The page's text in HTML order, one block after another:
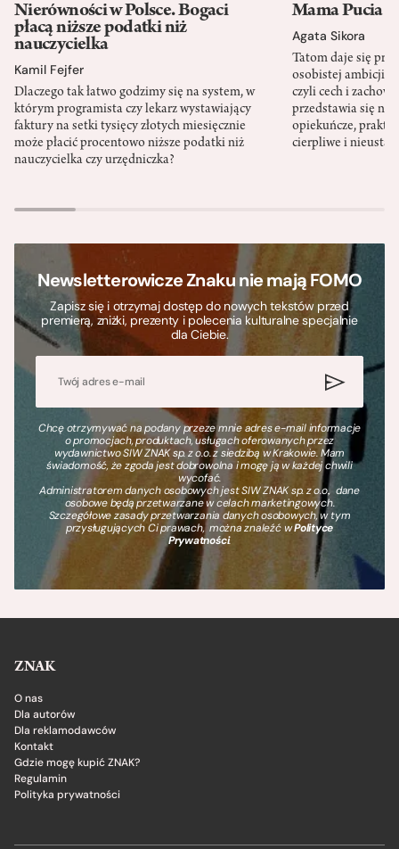
Nierówności w Polsce. Bogaci
płacą niższe podatki niż
nauczycielka
Kamil Fejfer
Dlaczego tak łatwo godzimy się na system, w
którym programista czy lekarz wystawiający
faktury na setki tysięcy złotych miesięcznie
może płacić procentowo niższe podatki niż
nauczycielka czy urzędniczka?
Mama Pucia
Agata Sikora
Tatom daje się
osobistej ambicji,
czyli cech i
przedstawia się
opiekuńcze,
cierpliwe i
Newsletterowicze Znaku nie mają FOMO
Zapisz się i otrzymaj dostęp do nowych tekstów przed
premierą, zniżki, prezenty i polecenia kulturalne specjalnie
dla Ciebie.
Chcę otrzymywać na podany przeze mnie adres e-mail informacje
o promocjach, produktach, usługach oferowanych przez
wydawnictwo SIW ZNAK sp. z o.o. z siedzibą w Krakowie. Mam
świadomość, że zgoda jest dobrowolna i mogę ją w każdej chwili
wycofać.
Administratorem danych osobowych jest SIW ZNAK sp. z o.o., dane
osobowe będą przetwarzane w celach marketingowych.
Szczegółowe zasady przetwarzania danych osobowych, w tym
przysługujących Ci prawach, można znaleźć wPolityce
Prywatności.
ZNAK
O nas
Dla autorów
Dla reklamodawców
Kontakt
Gdzie mogę kupić ZNAK?
Regulamin
Polityka prywatności